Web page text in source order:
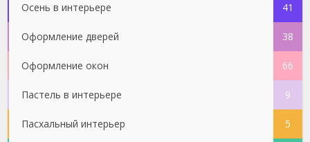
Осень в интерьере 41
Оформление дверей 38
Оформление окон 66
Пастель в интерьере 9
Пасхальный интерьер 5